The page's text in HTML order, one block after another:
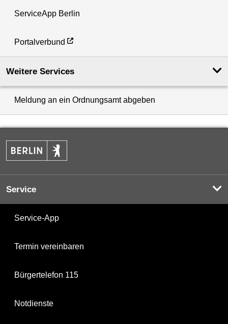
ServiceApp Berlin
Portalverbund
Weitere Services
Meldung an ein Ordnungsamt abgeben
Service
Service-App
Termin vereinbaren
Bürgertelefon 115
Notdienste